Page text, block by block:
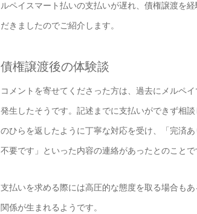
ルペイスマート払いの支払いが遅れ、債権譲渡を
だきましたのでご紹介します。
債権譲渡後の体験談
コメントを寄せてくださった方は、過去にメルペ
発生したそうです。記述までに支払いができず相
のひらを返したように丁寧な対応を受け、「完済
不要です」といった内容の連絡があったとのことで
支払いを求める際には高圧的な態度を取る場合も
関係が生まれるようです。